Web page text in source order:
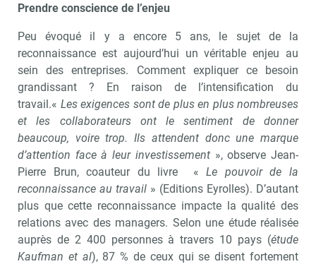
Prendre conscience de l’enjeu
Peu évoqué il y a encore 5 ans, le sujet de la
reconnaissance est aujourd’hui un véritable enjeu au
sein des entreprises. Comment expliquer ce besoin
grandissant ? En raison de l’intensification du
travail.« Les exigences sont de plus en plus nombreuses
et les collaborateurs ont le sentiment de donner
beaucoup, voire trop. Ils attendent donc une marque
d’attention face à leur investissement», observe Jean-
Pierre Brun, coauteur du livre «Le pouvoir de la
reconnaissance au travail » (Editions Eyrolles). D’autant
plus que cette reconnaissance impacte la qualité des
relations avec des managers. Selon une étude réalisée
auprès de 2 400 personnes à travers 10 pays (étude
Kaufman et al), 87 % de ceux qui se disent fortement